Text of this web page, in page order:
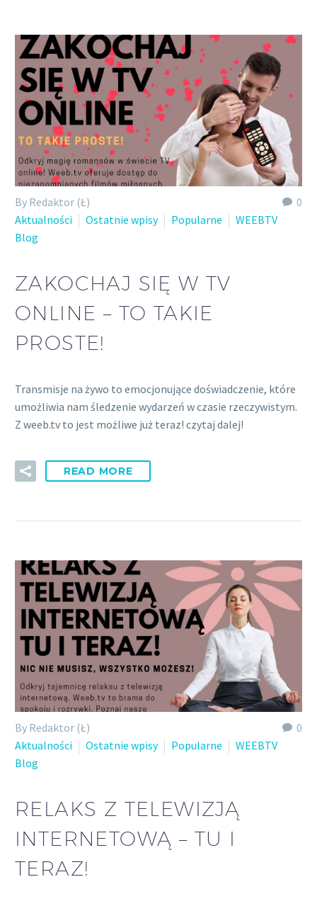
0
By Redaktor (Ł)
Aktualności
Ostatnie wpisy Popularne
WEEBTV
Blog
ZAKOCHAJ SIĘ W TV
ONLINE – TO TAKIE
PROSTE!
Transmisje na żywo to emocjonujące doświadczenie, które
umożliwia nam śledzenie wydarzeń w czasie rzeczywistym.
Z weeb.tv to jest możliwe już teraz! czytaj dalej!
READ MORE
0
By Redaktor (Ł)
Aktualności
Ostatnie wpisy Popularne
WEEBTV
Blog
RELAKS Z TELEWIZJĄ
INTERNETOWĄ – TU I
TERAZ!